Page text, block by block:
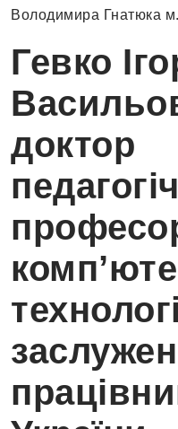
Володимира Гнатюка
Гевко
доктор